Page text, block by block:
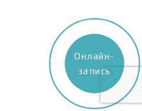
Онлайн-
запись